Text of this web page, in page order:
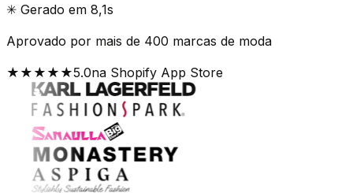
✳ Gerado em 8,1s
Aprovado por mais de 400 marcas de moda
★★★★★5.0na Shopify App Store